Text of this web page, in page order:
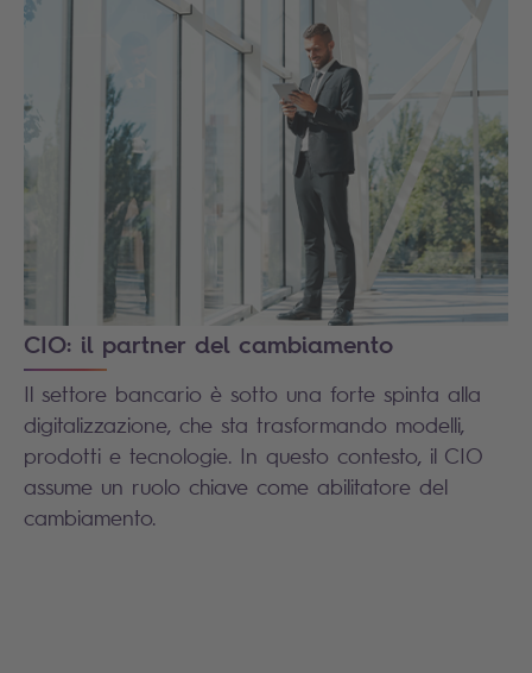
CIO: il partner del cambiamento
Il settore bancario è sotto una forte spinta alla
digitalizzazione, che sta trasformando modelli,
prodotti e tecnologie. In questo contesto, il CIO
assume un ruolo chiave come abilitatore del
cambiamento.